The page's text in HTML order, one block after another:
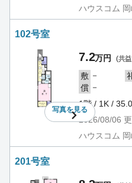
ハウスコム
102号室
写真を見る
7.2万円 (共
敷 －
償 －
1階 / 1K /
2026/08/06
ハウスコム
201号室